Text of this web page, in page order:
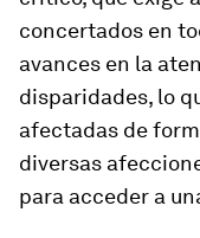
concertados en
avances en la
disparidades, lo
afectadas de
diversas
para acceder a